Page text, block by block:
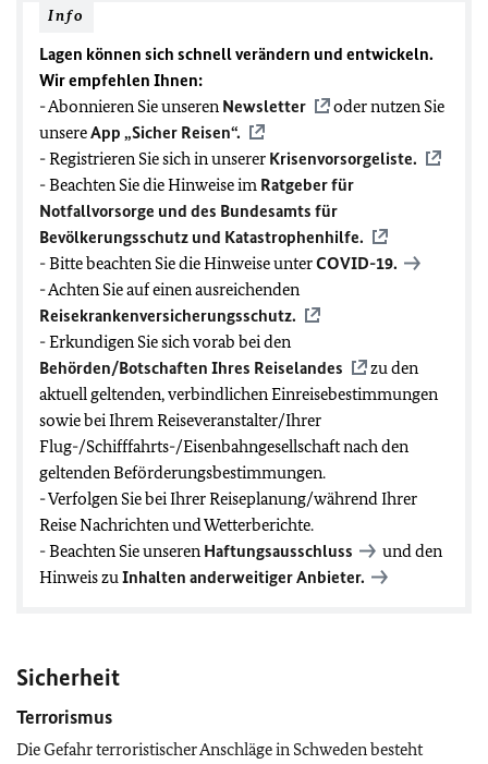
Info
Lagen können sich schnell verändern und entwickeln.
Wir empfehlen Ihnen:
- Abonnieren Sie unseren Newsletter
oder nutzen Sie
unsereApp „Sicher Reisen“.
- Registrieren Sie sich in unserer Krisenvorsorgeliste.
- Beachten Sie die Hinweise im Ratgeber für
Notfallvorsorge und des Bundesamts für
Bevölkerungsschutz und Katastrophenhilfe.
- Bitte beachten Sie die Hinweise unterCOVID-19.
- Achten Sie auf einen ausreichenden
Reisekrankenversicherungsschutz.
- Erkundigen Sie sich vorab bei den
Behörden/Botschaften Ihres Reiselandes
zu den
aktuell geltenden, verbindlichen Einreisebestimmungen
sowie bei Ihrem Reiseveranstalter/Ihrer
Flug-/Schifffahrts-/Eisenbahngesellschaft nach den
geltenden Beförderungsbestimmungen.
- Verfolgen Sie bei Ihrer Reiseplanung/während Ihrer
Reise Nachrichten und Wetterberichte.
- Beachten Sie unseren Haftungsausschluss
und den
Hinweis zuInhalten anderweitiger Anbieter.
Sicherheit
Terrorismus
Die Gefahr terroristischer Anschläge in Schweden besteht